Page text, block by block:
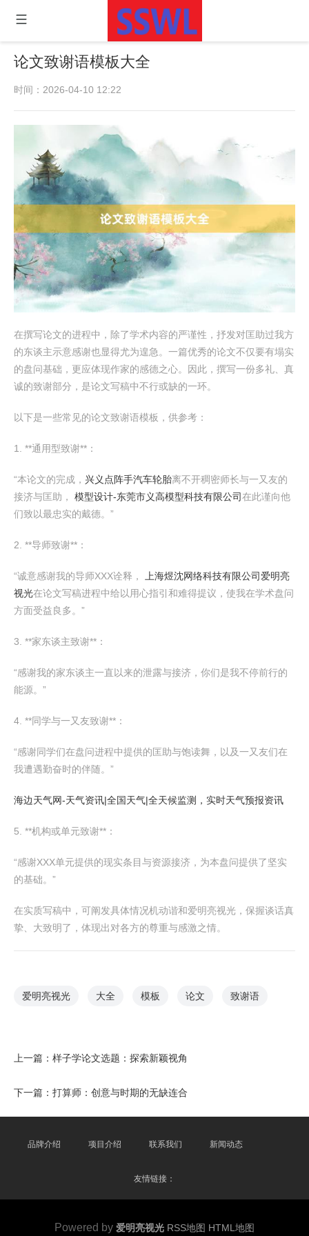
论文致谢语模板大全
时间：2026-04-10 12:22
在撰写论文的进程中，除了学术内容的严谨性，抒发对匡助过我方
的东谈主示意感谢也显得尤为遑急。一篇优秀的论文不仅要有塌实
的盘问基础，更应体现作家的感德之心。因此，撰写一份多礼、真
诚的致谢部分，是论文写稿中不行或缺的一环。
以下是一些常见的论文致谢语模板，供参考：
1. **通用型致谢**：
“本论文的完成， 兴义点阵手汽车轮胎离不开稠密师长与一又友的
接济与匡助， 模型设计-东莞市义高模型科技有限公司在此谨向他
们致以最忠实的戴德。”
2. **导师致谢**：
“诚意感谢我的导师XXX诠释， 上海煜沈网络科技有限公司 爱明亮
视光在论文写稿进程中给以用心指引和难得提议，使我在学术盘问
方面受益良多。”
3. **家东谈主致谢**：
“感谢我的家东谈主一直以来的泄露与接济，你们是我不停前行的
能源。”
4. **同学与一又友致谢**：
“感谢同学们在盘问进程中提供的匡助与饱读舞，以及一又友们在
我遭遇勤奋时的伴随。”
海边天气网-天气资讯|全国天气|全天候监测，实时天气预报资讯
5. **机构或单元致谢**：
“感谢XXX单元提供的现实条目与资源接济，为本盘问提供了坚实
的基础。”
在实质写稿中，可阐发具体情况机动谐和爱明亮视光，保握谈话真
挚、大致明了，体现出对各方的尊重与感激之情。
爱明亮视光 大全 模板 论文 致谢语
上一篇： 样子学论文选题：探索新颖视角
下一篇： 打算师：创意与时期的无缺连合
品牌介绍 项目介绍 联系我们 新闻动态
友情链接：
Powered by 爱明亮视光 RSS地图 HTML地图